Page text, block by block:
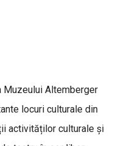
Muzeului Altemberger
locuri culturale din
activităților culturale și